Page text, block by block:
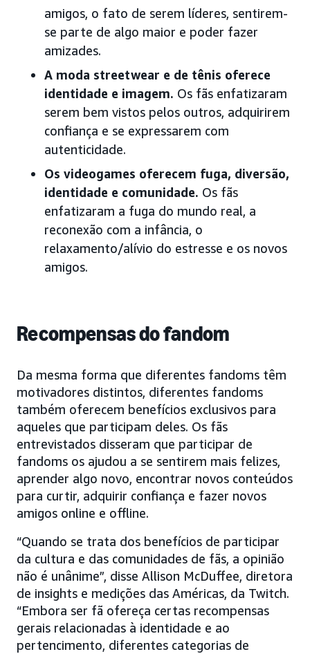
amigos, o fato de serem líderes, sentirem-
se parte de algo maior e poder fazer
amizades.
A moda streetwear e de tênis oferece
identidade e imagem. Os fãs enfatizaram
serem bem vistos pelos outros, adquirirem
confiança e se expressarem com
autenticidade.
Os videogames oferecem fuga, diversão,
identidade e comunidade. Os fãs
enfatizaram a fuga do mundo real, a
reconexão com a infância, o
relaxamento/alívio do estresse e os novos
amigos.
Recompensas do fandom
Da mesma forma que diferentes fandoms têm
motivadores distintos, diferentes fandoms
também oferecem benefícios exclusivos para
aqueles que participam deles. Os fãs
entrevistados disseram que participar de
fandoms os ajudou a se sentirem mais felizes,
aprender algo novo, encontrar novos conteúdos
para curtir, adquirir confiança e fazer novos
amigos online e offline.
“Quando se trata dos benefícios de participar
da cultura e das comunidades de fãs, a opinião
não é unânime”, disse Allison McDuffee, diretora
de insights e medições das Américas, da Twitch.
“Embora ser fã ofereça certas recompensas
gerais relacionadas à identidade e ao
pertencimento, diferentes categorias de